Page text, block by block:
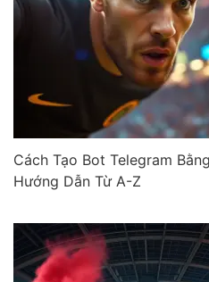
Cách Tạo Bot Telegram
Hướng Dẫn Từ A-Z